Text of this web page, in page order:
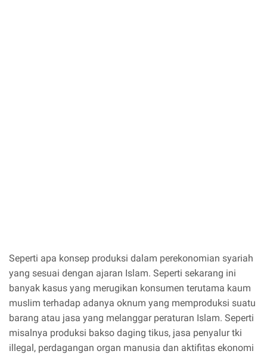
Seperti apa konsep produksi dalam perekonomian syariah
yang sesuai dengan ajaran Islam. Seperti sekarang ini
banyak kasus yang merugikan konsumen terutama kaum
muslim terhadap adanya oknum yang memproduksi suatu
barang atau jasa yang melanggar peraturan Islam. Seperti
misalnya produksi bakso daging tikus, jasa penyalur tki
illegal, perdagangan organ manusia dan aktifitas ekonomi